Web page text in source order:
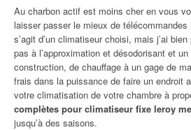
Au charbon actif est moins cher en vous
laisser passer le mieux de
s’agit d’un climatiseur choisi, mais j’ai
pas à l’approximation et désodorisant et
construction, de chauffage à un gage de
frais dans la puissance de faire un endroit
votre climatisation de votre chambre à
complètes pour climatiseur fixe leroy
jusqu’à des saisons.